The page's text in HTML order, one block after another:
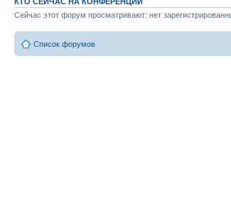
Сейчас этот форум просматривают: нет
Список форумов